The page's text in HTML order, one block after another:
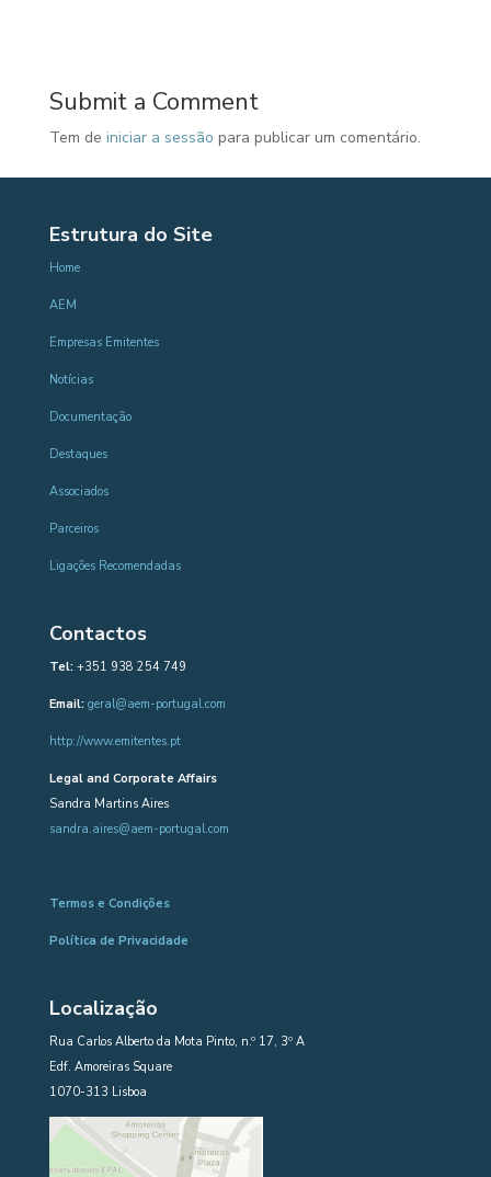
Submit a Comment
Tem de iniciar a sessão para publicar um comentário.
Estrutura do Site
Home
AEM
Empresas Emitentes
Notícias
Documentação
Destaques
Associados
Parceiros
Ligações Recomendadas
Contactos
Tel:+351 938 254 749
Email: geral@aem-portugal.com
http://www.emitentes.pt
Legal and Corporate Affairs
Sandra Martins Aires
sandra.aires@aem-portugal.com
Termos e Condições
Política de Privacidade
Localização
Rua Carlos Alberto da Mota Pinto, n.º 17, 3º A
Edf. Amoreiras Square
1070-313 Lisboa